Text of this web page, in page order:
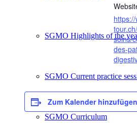
SGMO Highlights of the
SGMO Current practice
SGMO Curriculum
soins/
des-
Zum Kalender hinzufügen